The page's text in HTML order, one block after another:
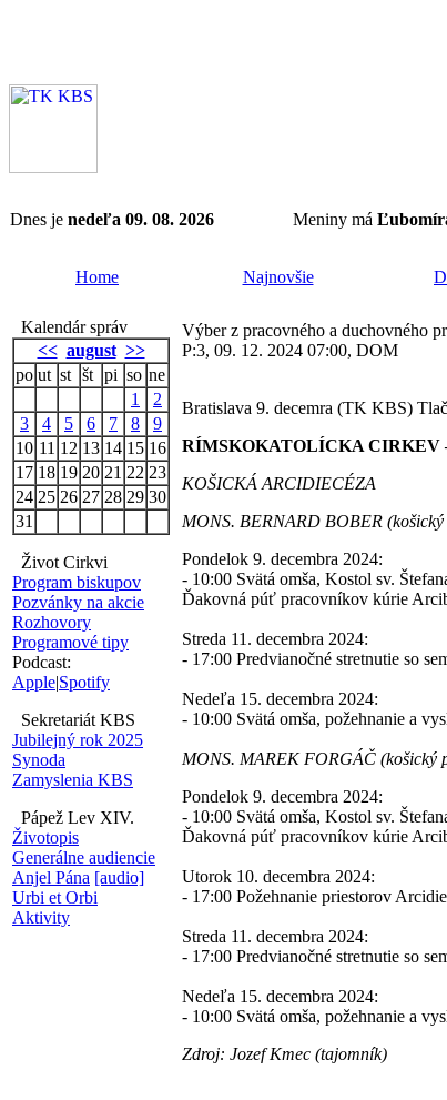
Dnes je nedeľa 09. 08. 2026 Meniny má
Home Najnovšie
Kalendár správ
<< august >>
po ut st št pi so ne
1
2
3
4 5 6 7 8
9
10 11 12 13 14 15 16
17 18 19 20 21 22 23
24 25 26 27 28 29 30
31
Život Cirkvi
Program biskupov
Pozvánky na akcie
Rozhovory
Programové tipy
Podcast:
Apple|Spotify
Sekretariát KBS
Jubilejný rok 2025
Synoda
Zamyslenia KBS
Pápež Lev XIV.
Životopis
Generálne audiencie
Anjel Pána [audio]
Urbi et Orbi
Aktivity
Výber z pracovného a duchovného
P:3, 09. 12. 2024 07:00, DOM
Bratislava 9. decemra (TK KBS)
RÍMSKOKATOLÍCKA CIRKEV
KOŠICKÁ ARCIDIECÉZA
MONS. BERNARD BOBER
Pondelok 9. decembra 2024:
- 10:00 Svätá omša, Kostol sv.
Ďakovná púť pracovníkov kúrie
Streda 11. decembra 2024:
- 17:00 Predvianočné stretnutie so
Nedeľa 15. decembra 2024:
- 10:00 Svätá omša, požehnanie a
MONS. MAREK FORGÁČ (košický
Pondelok 9. decembra 2024:
- 10:00 Svätá omša, Kostol sv.
Ďakovná púť pracovníkov kúrie
Utorok 10. decembra 2024:
- 17:00 Požehnanie priestorov
Streda 11. decembra 2024:
- 17:00 Predvianočné stretnutie so
Nedeľa 15. decembra 2024:
- 10:00 Svätá omša, požehnanie a
Zdroj: Jozef Kmec (tajomník)